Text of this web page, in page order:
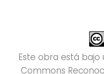
Este obra está bajo
Commons